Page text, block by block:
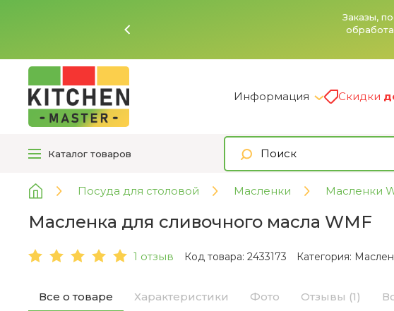
Заказы,
Информация Скидки
Каталог товаров
Посуда для столовой Масленки Масленки
Масленка для сливочного масла WMF
1 отзыв Код товара: 2433173 Категория:
Все о товаре Характеристики Фото Отзывы (1)